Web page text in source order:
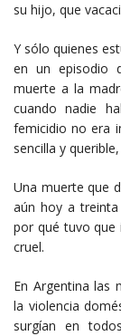
su hijo, que
Y sólo quienes
en un episodio
muerte a la
cuando nadie
femicidio no era
sencilla y
Una muerte que
aún hoy a treinta
por qué tuvo
cruel.
En Argentina las
la violencia
surgían en